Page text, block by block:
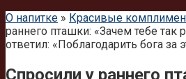
О напитке » Красивые
раннего пташки: «Зачем тебе так
ответил: «Поблагодарить бога за
Спросили у раннего